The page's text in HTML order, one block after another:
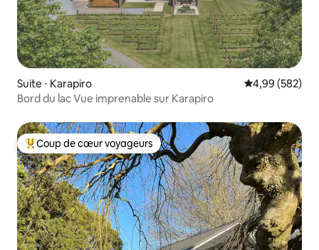
Suite ⋅ Karapiro Évaluation
4,99 (582)
Bord du lac Vue imprenable sur Karapiro
Coups de cœur voyageurs les plus appréciés
Coup de cœur voyageurs